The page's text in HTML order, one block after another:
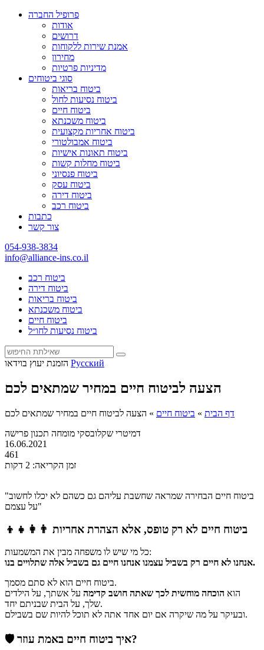
פרופיל החברה
אודות
דרושים
אמנת שירות ללקוחות
מחירון
מדיניות פרטיות
סוגי ביטוחים
ביטוח בריאות
ביטוח נסיעות לחול
ביטוח חיים
ביטוח משכנתא
ביטוח אחריות מקצועית
ביטוח אמבולטורי
ביטוח תאונות אישיות
ביטוח מחלות קשות
ביטוח פנסיוני
ביטוח עסק
ביטוח דירה
ביטוח רכב
כתבות
צור קשר
054-938-3834
info@alliance-ins.co.il
ביטוח רכב
ביטוח דירה
ביטוח בריאות
ביטוח משכנתא
ביטוח חיים
ביטוח נסיעות לחו״ל
הזמנת יעוץ בוידאו Русский
הצעה לביטוח חיים במחיר שמתאים לכם
דף הבית » ביטוח חיים » הצעה לביטוח חיים במחיר שמתאים לכם
דמיטרי שקלובסקי מומחה תכנון פרישה
16.06.2021
461
זמן הקריאה: 2 דקות
"ביטוח חיים הבחירה שמראה שחשבת עליהם גם כשהם לא יכלו לחשוב
על עצמם"
👨‍👩‍👧‍👦 ביטוח חיים לא רק טופס, אלא הצהרת אחריות
כל מי שיש לו משפחה מבין את המשמעות:
אנחנו לא חיים רק בשביל עצמנו אנחנו חיים גם בשביל אלה שתלויים בנו.
ביטוח חיים הוא לא סתם מסמך.
הוא הוכחה מוחשית לכך שאתה חושב קדימה על אשתך, על הילדים
שלך, על הבית שבניתם יחד.
ובעיקר על מה שיקרה אם יום אחד אתה לא תוכל להיות שם בשבילם.
🛡️ איך ביטוח חיים באמת עוזר?